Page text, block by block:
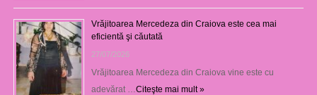
Vrăjitoarea Mercedeza din Craiova este cea mai
eficientă şi căutată
27/07/2026
Vrăjitoarea Mercedeza din Craiova vine este cu
adevărat … Citeşte mai mult »